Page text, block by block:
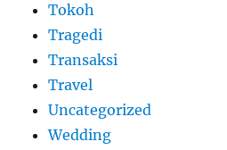
Tokoh
Tragedi
Transaksi
Travel
Uncategorized
Wedding